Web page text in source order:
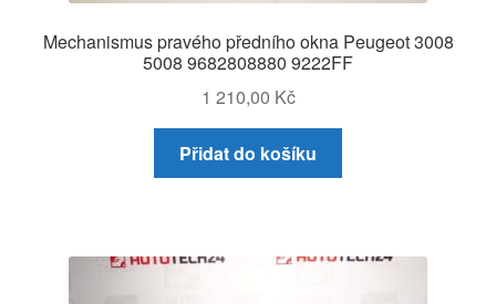
Mechanismus pravého předního okna Peugeot 3008
5008 9682808880 9222FF
1 210,00 Kč
Přidat do košíku